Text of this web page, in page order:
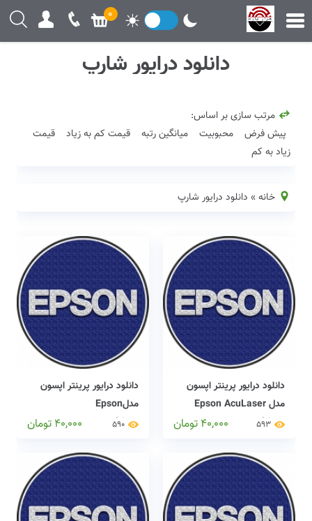
دانلود درایور شارپ
مرتب سازی بر اساس:
پیش فرض
محبوبیت میانگین رتبه قیمت کم به زیاد
قیمت
زیاد به کم
خانه» دانلود درایور شارپ
دانلود درایور پرینتر اپسون
مدل Epson AcuLaser
C9300N driver
593
40,000 تومان
دانلود درایور پرینتر اپسون
مدلEpson
00000000000000000 driver
590
40,000 تومان
0